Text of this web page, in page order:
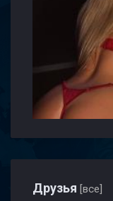
Друзья [все]